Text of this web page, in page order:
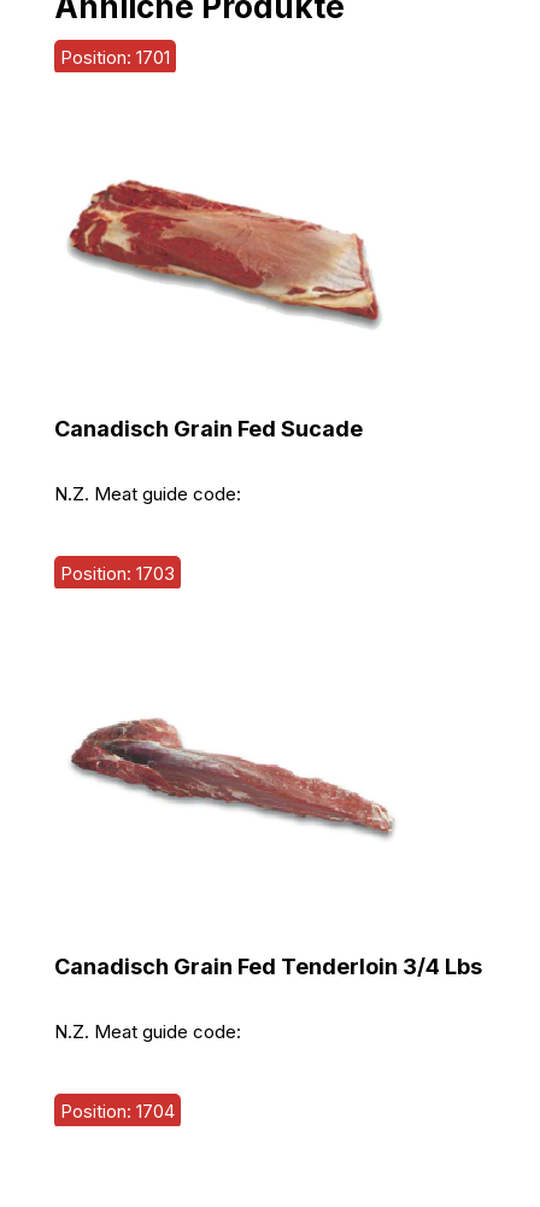
Position: 1701
Canadisch Grain Fed Sucade
N.Z. Meat guide code:
Position: 1703
Canadisch Grain Fed Tenderloin 3/4 Lbs
N.Z. Meat guide code:
Position: 1704